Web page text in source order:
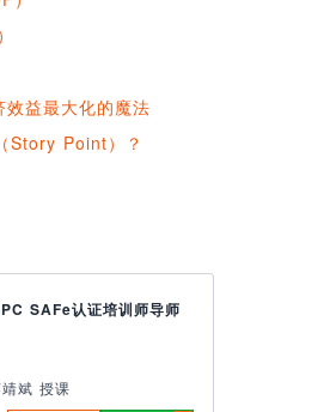
益最大化的魔法
Story Point）？
SAFe认证培训师导师
斌 授课